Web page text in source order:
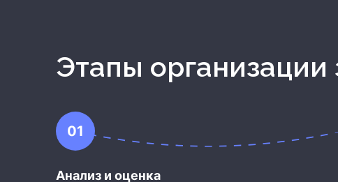
Этапы
01
Анализ и оценка